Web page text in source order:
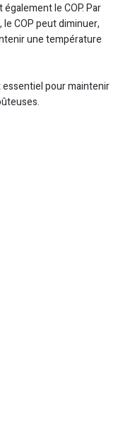
le COP. Par
COP peut diminuer,
une température
essentiel pour maintenir